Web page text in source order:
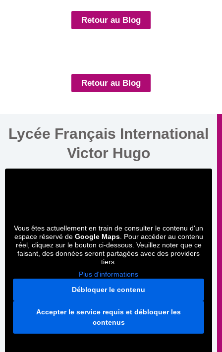
Retour au Blog
Retour au Blog
Lycée Français International
Victor Hugo
Vous êtes actuellement en train de consulter le contenu d'un
espace réservé de Google Maps. Pour accéder au contenu
réel, cliquez sur le bouton ci-dessous. Veuillez noter que ce
faisant, des données seront partagées avec des providers
tiers.
Plus d'informations
Débloquer le contenu
Accepter le service requis et débloquer les
contenus